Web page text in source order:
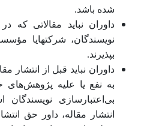
شده باشد.
داوران نباید مقالاتی که
نویسندگان، شرکت‏هایا
بپذیرند.
داوران نباید قبل از انتشار
به نفع یا علیه پژوهش‌های
بی‌اعتبارسازی نویسندگان
انتشار مقاله، داور حق